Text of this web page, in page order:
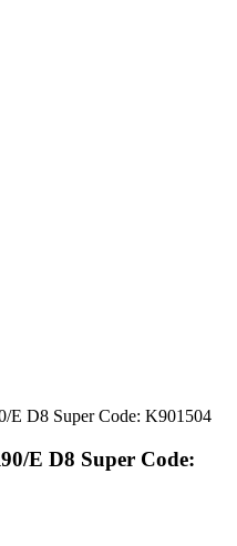
E D8 Super Code: K901504
E D8 Super Code: